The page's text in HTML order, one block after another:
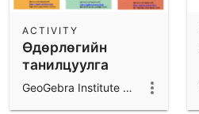
Өдөрлөгийн
танилцуулга
ACTIVITY
GeoGebra Institute of Mongolia